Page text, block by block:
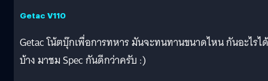
Getac V110
Getac โน้ตบุ๊กเพื่อการทหาร มันจะทนทานขนาดไหน กันอะไรได้
บ้าง มาชม Spec กันดีกว่าครับ :)